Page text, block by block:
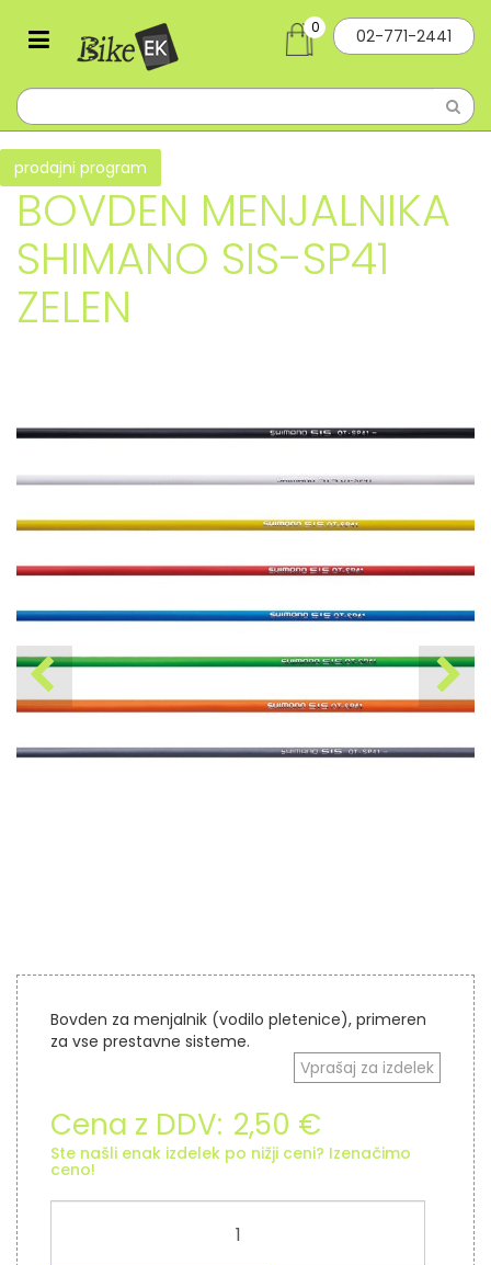
02-771-2441
0
prodajni program
BOVDEN MENJALNIKA
SHIMANO SIS-SP41
ZELEN
Bovden za menjalnik (vodilo pletenice), primeren
za vse prestavne sisteme.
Vprašaj za izdelek
Cena z DDV: 2,50 €
Ste našli enak izdelek po nižji ceni? Izenačimo
ceno!